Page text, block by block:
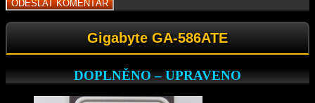
Gigabyte GA-586ATE
DOPLNĚNO – UPRAVENO